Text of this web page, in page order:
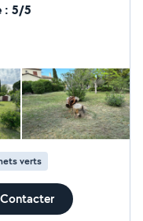
de
désherbage,
de feuilles Je
soigné et de
: 5/5
verts
Contacter